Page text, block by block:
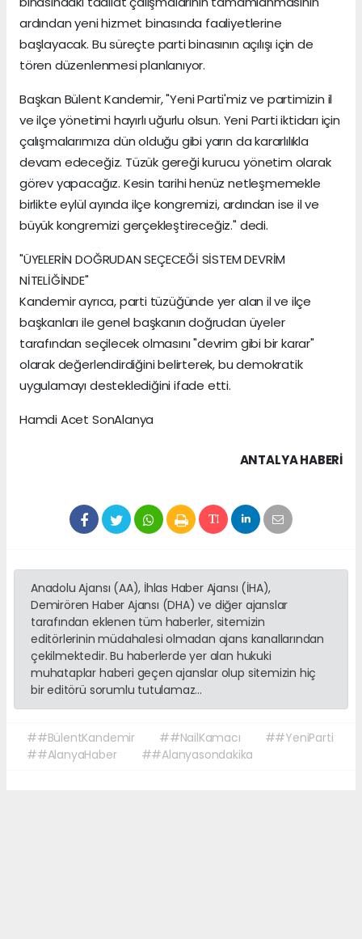
ardından yeni hizmet binasında faaliyetlerine
başlayacak. Bu süreçte parti binasının açılışı için de
tören düzenlenmesi planlanıyor.
Başkan Bülent Kandemir, "Yeni Parti'miz ve partimizin il
ve ilçe yönetimi hayırlı uğurlu olsun. Yeni Parti iktidarı için
çalışmalarımıza dün olduğu gibi yarın da kararlılıkla
devam edeceğiz. Tüzük gereği kurucu yönetim olarak
görev yapacağız. Kesin tarihi henüz netleşmemekle
birlikte eylül ayında ilçe kongremizi, ardından ise il ve
büyük kongremizi gerçekleştireceğiz." dedi.
"ÜYELERİN DOĞRUDAN SEÇECEĞİ SİSTEM DEVRİM
NİTELİĞİNDE"
Kandemir ayrıca, parti tüzüğünde yer alan il ve ilçe
başkanları ile genel başkanın doğrudan üyeler
tarafından seçilecek olmasını "devrim gibi bir karar"
olarak değerlendirdiğini belirterek, bu demokratik
uygulamayı desteklediğini ifade etti.
Hamdi Acet SonAlanya
ANTALYA HABERİ
Anadolu Ajansı (AA), İhlas Haber Ajansı (İHA),
Demirören Haber Ajansı (DHA) ve diğer ajanslar
tarafından eklenen tüm haberler, sitemizin
editörlerinin müdahalesi olmadan ajans kanallarından
çekilmektedir. Bu haberlerde yer alan hukuki
muhataplar haberi geçen ajanslar olup sitemizin hiç
bir editörü sorumlu tutulamaz...
##BülentKandemir ##NailKamacı
##YeniParti
##AlanyaHaber
##Alanyasondakika